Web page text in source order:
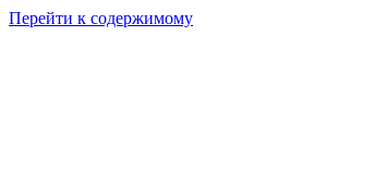
Перейти к содержимому